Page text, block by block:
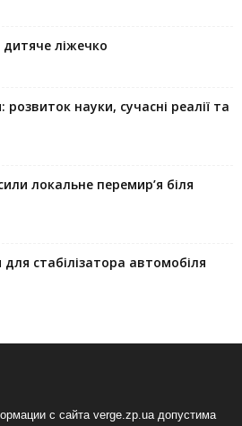
ліжечко
розвиток науки, сучасні реалії та
локальне перемир’я біля
стабілізатора автомобіля
с сайта verge.zp.ua допустима